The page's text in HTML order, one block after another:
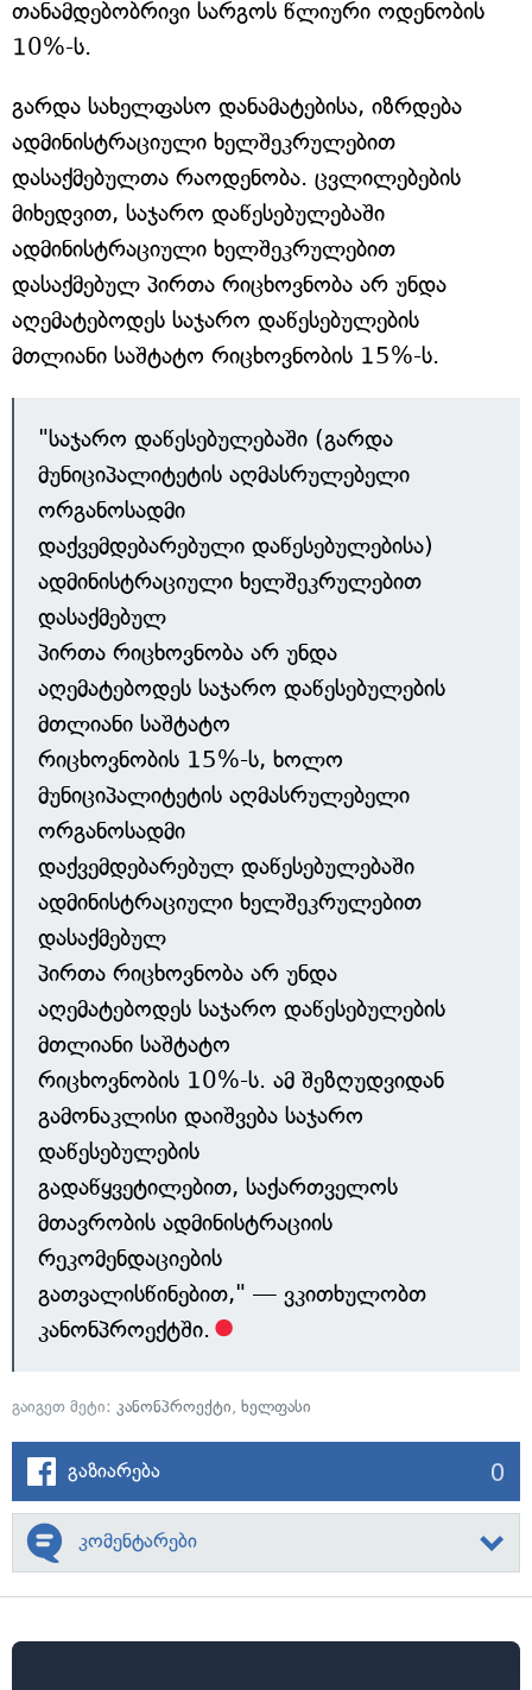
თანამდებობრივი სარგოს წლიური ოდენობის
10%-ს.
გარდა სახელფასო დანამატებისა, იზრდება
ადმინისტრაციული ხელშეკრულებით
დასაქმებულთა რაოდენობა. ცვლილებების
მიხედვით, საჯარო დაწესებულებაში
ადმინისტრაციული ხელშეკრულებით
დასაქმებულ პირთა რიცხოვნობა არ უნდა
აღემატებოდეს საჯარო დაწესებულების
მთლიანი საშტატო რიცხოვნობის 15%-ს.
"საჯარო დაწესებულებაში (გარდა
მუნიციპალიტეტის აღმასრულებელი
ორგანოსადმი
დაქვემდებარებული დაწესებულებისა)
ადმინისტრაციული ხელშეკრულებით
დასაქმებულ
პირთა რიცხოვნობა არ უნდა
აღემატებოდეს საჯარო დაწესებულების
მთლიანი საშტატო
რიცხოვნობის 15%-ს, ხოლო
მუნიციპალიტეტის აღმასრულებელი
ორგანოსადმი
დაქვემდებარებულ დაწესებულებაში
ადმინისტრაციული ხელშეკრულებით
დასაქმებულ
პირთა რიცხოვნობა არ უნდა
აღემატებოდეს საჯარო დაწესებულების
მთლიანი საშტატო
რიცხოვნობის 10%-ს. ამ შეზღუდვიდან
გამონაკლისი დაიშვება საჯარო
დაწესებულების
გადაწყვეტილებით, საქართველოს
მთავრობის ადმინისტრაციის
რეკომენდაციების
გათვალისწინებით," — ვკითხულობთ
კანონპროექტში.
გაიგეთ მეტი: კანონპროექტი, ხელფასი
გაზიარება 0
კომენტარები